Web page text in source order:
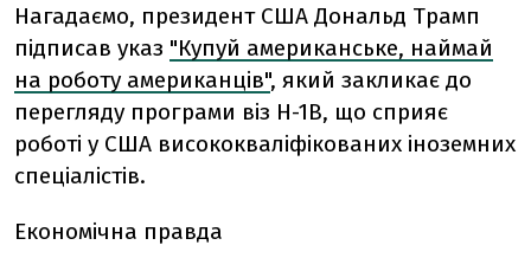
Нагадаємо, президент США Дональд Трамп
підписав указ "Купуй американське, наймай
на роботу американців", який закликає до
перегляду програми віз H-1B, що сприяє
роботі у США висококваліфікованих іноземних
спеціалістів.
Економічна правда